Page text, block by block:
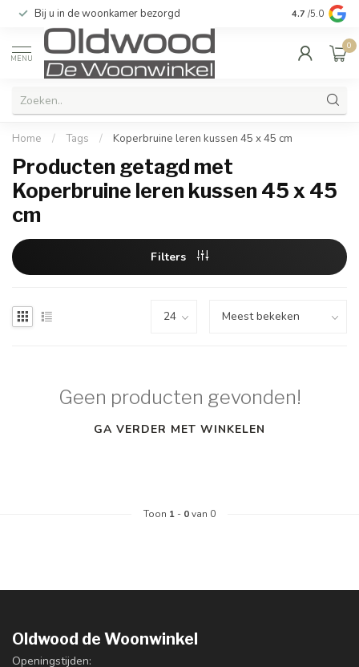
Bij u in de woonkamer bezorgd Kwaliteit &
4.7 /5.0
MENU
0
Home / Tags / Koperbruine leren kussen 45 x 45 cm
Producten getagd met
Koperbruine leren kussen 45 x 45
cm
Filters
Geen producten gevonden!
GA VERDER MET WINKELEN
Toon 1 - 0van 0
Oldwood de Woonwinkel
Openingstijden: